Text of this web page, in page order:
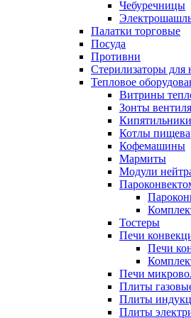
Чебуречницы
Палатки торговые
Посуда
Противни
Стерилизаторы для
Тепловое
Витрины
Зонты
Кипятильники
Котлы
Кофемашины
Мармиты
Модули
Тостеры
Печи
Печи
Печи
Плиты
Плиты
Плиты